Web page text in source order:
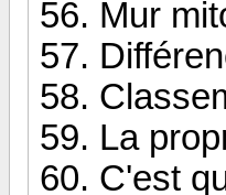
Mur
La
C'est